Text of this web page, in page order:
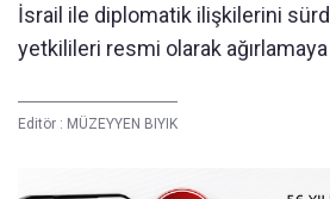
İsrail ile diplomatik ilişkilerini
yetkilileri resmi olarak
Editör : MÜZEYYEN BIYIK